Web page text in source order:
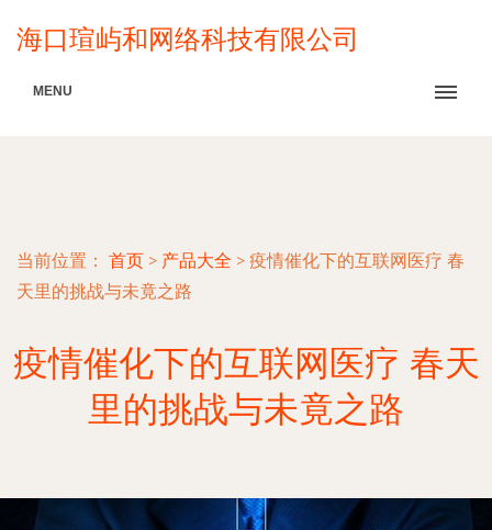
海口瑄屿和网络科技有限公司
MENU
当前位置： 首页 > 产品大全 > 疫情催化下的互联网医疗 春
天里的挑战与未竟之路
疫情催化下的互联网医疗 春天
里的挑战与未竟之路